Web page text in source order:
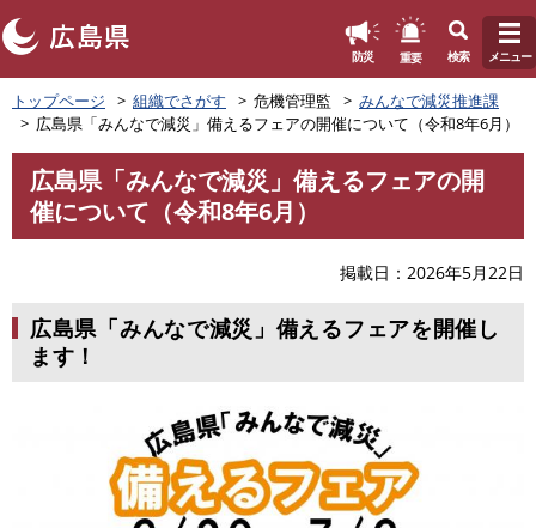
ペ
ー
の
で
防災 重要 検索 メニュー
トップページ 組織でさがす 危機管理監
みんなで減災推進課
広島県「みんなで減災」備えるフェアの開催について（令和8年6月）
広島県「みんなで減災」備えるフェアの開
催について（令和8年6月）
掲載日 2026年5月22日
広島県「みんなで減災」備えるフェアを開催し
ます！